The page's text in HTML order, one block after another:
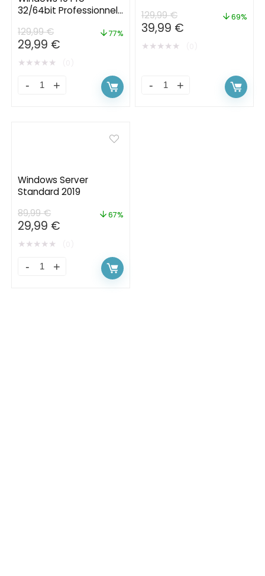
32/64bit Professionnel
Instant Delivery
129,99€
29,99 €
77%
★★★★★
129,99€
39,99 €
69%
★★★★★
Windows Server
Standard 2019
89,99€
29,99 €
67%
★★★★★